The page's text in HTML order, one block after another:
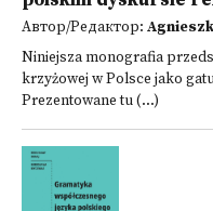
Автор/Редактор:
Niniejsza monografia
krzyżowej w Polsce jako
Prezentowane tu (...)